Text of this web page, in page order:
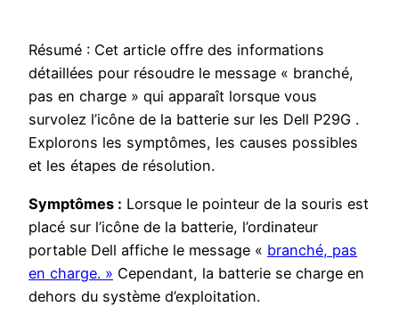
Résumé : Cet article offre des informations
détaillées pour résoudre le message « branché,
pas en charge » qui apparaît lorsque vous
survolez l’icône de la batterie sur les Dell P29G .
Explorons les symptômes, les causes possibles
et les étapes de résolution.
Symptômes : Lorsque le pointeur de la souris est
placé sur l’icône de la batterie, l’ordinateur
portable Dell affiche le message « branché, pas
en charge. » Cependant, la batterie se charge en
dehors du système d’exploitation.